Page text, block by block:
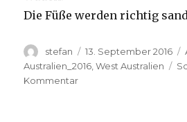
Die Füße werden richtig
Autor
stefan
Veröffentlicht
am
13. September 2016
Australien_2016 ,West Australien
Kommentarzu